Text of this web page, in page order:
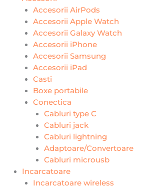
Accesorii AirPods
Accesorii Apple Watch
Accesorii Galaxy Watch
Accesorii iPhone
Accesorii Samsung
Accesorii iPad
Casti
Boxe portabile
Conectica
Cabluri type C
Cabluri jack
Cabluri lightning
Adaptoare/Convertoare
Cabluri microusb
Incarcatoare
Incarcatoare wireless